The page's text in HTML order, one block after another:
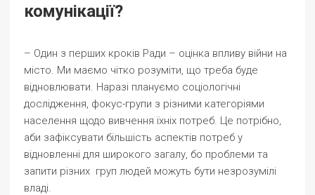
комунікації?
– Один з перших кроків Ради – оцінка впливу війни на
місто. Ми маємо чітко розуміти, що треба буде
відновлювати. Наразі плануємо соціологічні
дослідження, фокус-групи з різними категоріями
населення щодо вивчення їхніх потреб. Це потрібно,
аби зафіксувати більшість аспектів потреб у
відновленні для широкого загалу, бо проблеми та
запити різних груп людей можуть бути незрозумілі
владі.